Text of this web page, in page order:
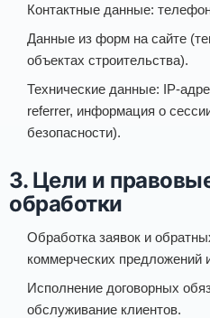
Контактные данные:
Данные из форм на сайте
объектах строительства).
Технические данные: IP-
referrer, информация о
безопасности).
3. Цели и
обработки
Обработка заявок и
коммерческих предложений
Исполнение договорных
обслуживание клиентов.